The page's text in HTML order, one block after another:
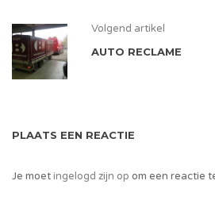
Volgend artikel
AUTO RECLAME
PLAATS EEN REACTIE
Je moetingelogd zijn op om een reactie